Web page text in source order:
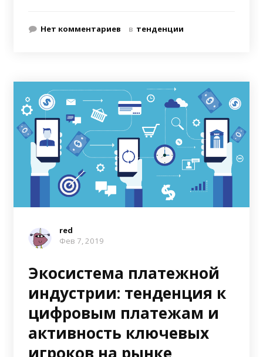
Нет комментариев в тенденции
red
Фев 7, 2019
Экосистема платежной
индустрии: тенденция к
цифровым платежам и
активность ключевых